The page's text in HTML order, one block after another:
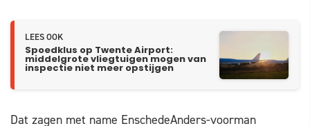
LEES OOK
Spoedklus op Twente Airport:
middelgrote vliegtuigen mogen van
inspectie niet meer opstijgen
Dat zagen met name EnschedeAnders-voorman